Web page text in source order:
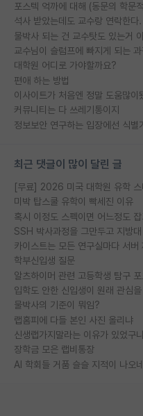
석사 받았는데도 교수랑 연락한다.
물박사 되는 건 교수탓도 있는거
교수님이 슬럼프에 빠지게 되는 과
대학원 어디로 가야할까요?
편애 하는 방법
이사이트가 처음엔 정말 도움많이
커뮤니티는 다 쓰레기통이지
최근 댓글이 많이 달린 글
미박 탑스쿨 유학이 빡세진 이유
혹시 이정도 스펙이면 어느정도
카이스트는 모든 연구실마다 서버
학부신입생 질문
알츠하이머 관련 고등학생 탐구
입학도 안한 신입생이 원래 관심
물박사의 기준이 뭐임?
랩홈피에 다들 본인 사진 올리냐
신생랩가지말라는 이유가 있었구
장학금 모은 랩비통장
AI 학회들 거품 슬슬 지적이 나오